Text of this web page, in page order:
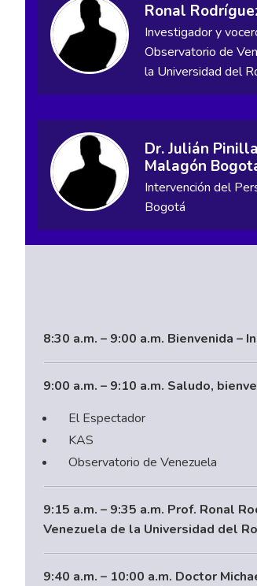
Ronal
Investigador y
Observatorio de
la Universidad del
Dr. Julián Pinilla
Malagón
Intervención del
Bogotá
8:30 a.m. – 9:00 a.m. Bienvenida –
9:00 a.m. – 9:10 a.m. Saludo,
El Espectador
KAS
Observatorio de Venezuela
9:15 a.m. – 9:35 a.m. Prof. Ronal
Venezuela de la Universidad del
9:40 a.m. – 10:00 a.m. Doctor